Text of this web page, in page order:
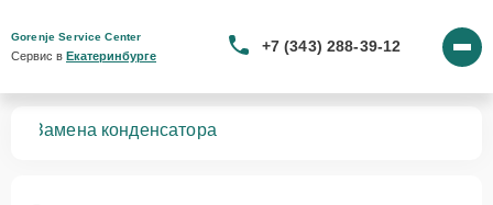
Gorenje Service Center
Сервис в Екатеринбурге
+7 (343) 288-39-12
Замена конденсатора